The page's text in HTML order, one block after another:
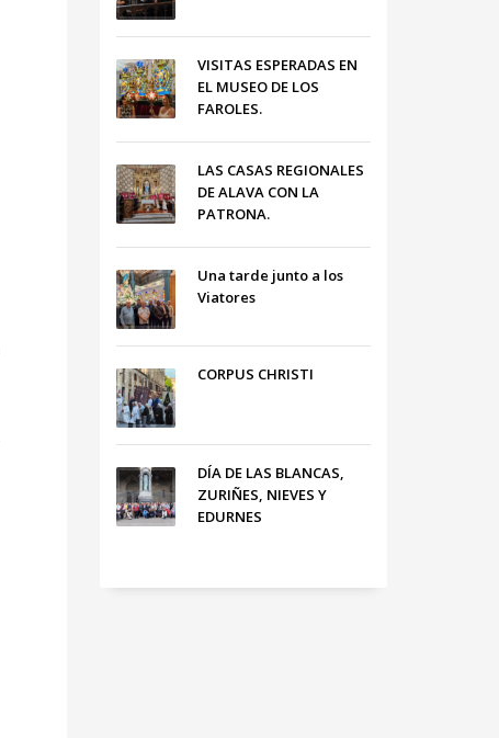
VISITAS ESPERADAS EN
EL MUSEO DE LOS
FAROLES.
LAS CASAS REGIONALES
DE ALAVA CON LA
PATRONA.
Una tarde junto a los
Viatores
CORPUS CHRISTI
DÍA DE LAS BLANCAS,
ZURIÑES, NIEVES Y
EDURNES